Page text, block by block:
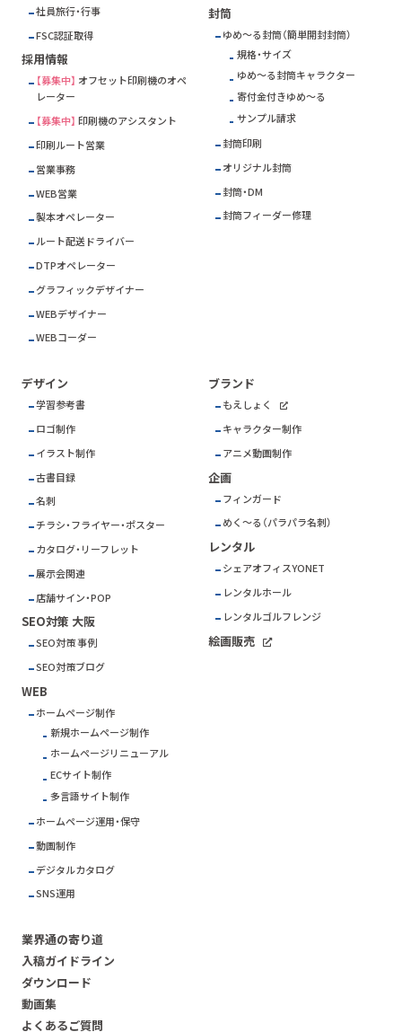
社員旅行・行事
FSC認証取得
採用情報
【募集中】 オフセット印刷機のオペ
レーター
【募集中】 印刷機のアシスタント
印刷ルート営業
営業事務
WEB営業
製本オペレーター
ルート配送ドライバー
DTPオペレーター
グラフィックデザイナー
WEBデザイナー
WEBコーダー
封筒
ゆめ～る封筒（簡単開封封筒）
規格・サイズ
ゆめ～る封筒キャラクター
寄付金付きゆめ～る
サンプル請求
封筒印刷
オリジナル封筒
封筒・DM
封筒フィーダー修理
デザイン
学習参考書
ロゴ制作
イラスト制作
古書目録
名刺
チラシ・フライヤー・ポスター
カタログ・リーフレット
展示会関連
店舗サイン・POP
SEO対策 大阪
SEO対策 事例
SEO対策ブログ
WEB
ホームページ制作
新規ホームページ制作
ホームページリニューアル
ECサイト制作
多言語サイト制作
ホームページ運用・保守
動画制作
デジタルカタログ
SNS運用
ブランド
もえしょく
キャラクター制作
アニメ動画制作
企画
フィンガード
めく～る（パラパラ名刺）
レンタル
シェアオフィスYONET
レンタルホール
レンタルゴルフレンジ
絵画販売
業界通の寄り道
入稿ガイドライン
ダウンロード
動画集
よくあるご質問